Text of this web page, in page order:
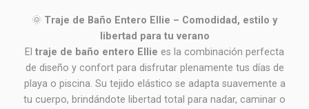
🌞 Traje de Baño Entero Ellie – Comodidad, estilo y
libertad para tu verano
El traje de baño entero Ellie es la combinación perfecta
de diseño y confort para disfrutar plenamente tus días de
playa o piscina. Su tejido elástico se adapta suavemente a
tu cuerpo, brindándote libertad total para nadar, caminar o